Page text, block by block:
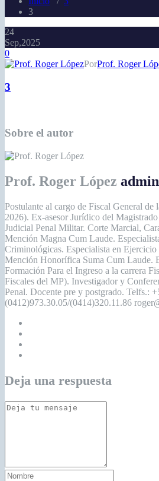
3
24
Sep,2025
0
PorProf. Roger
3
Sobre el autor
Prof. Roger López
Postulante al cargo de Fiscal General de
2026). Ex-asesor Jurídico del
Judicial Penal Militar. Corte Marcial,
Mención Magna Cum Laude.
Criminológicas. Especialista en
Mención Honorífica Suma Cum Laude.
Formación Para el Ingreso a la carrera
Fiscales del MP). Investigador y
Penal. Docente pre y postgrado. Telfs.:
(0412)973.30.05/(0414)320.11.86
Deja una respuesta